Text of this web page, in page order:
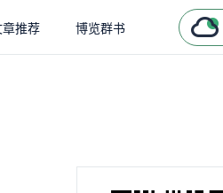
章推荐 博览群书